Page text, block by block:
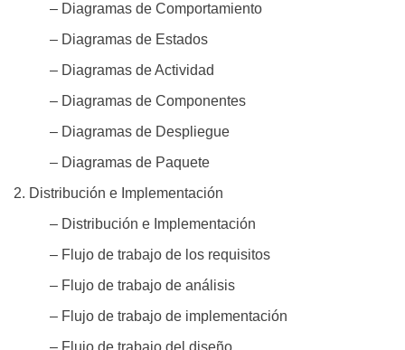
– Diagramas de Comportamiento
– Diagramas de Estados
– Diagramas de Actividad
– Diagramas de Componentes
– Diagramas de Despliegue
– Diagramas de Paquete
2. Distribución e Implementación
– Distribución e Implementación
– Flujo de trabajo de los requisitos
– Flujo de trabajo de análisis
– Flujo de trabajo de implementación